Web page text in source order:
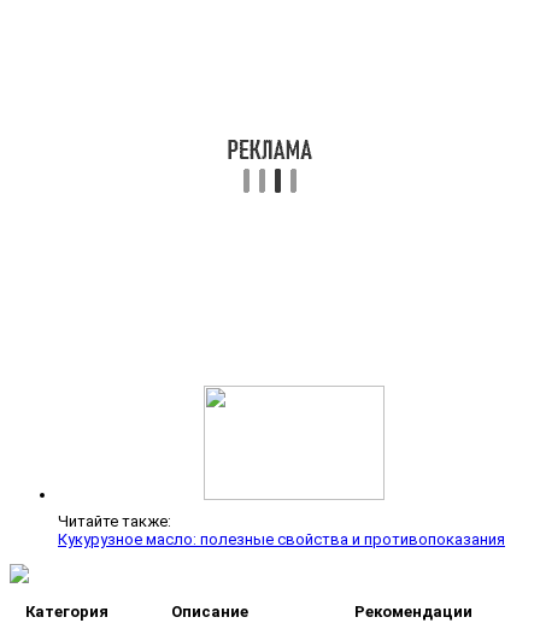
Читайте также:
Кукурузное масло: полезные свойства и противопоказания
Категория Описание Рекомендации